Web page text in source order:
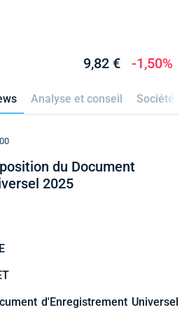
9,82 € -1,50%
Analyse et conseil Société
du Document
2025
d'Enregistrement Universel